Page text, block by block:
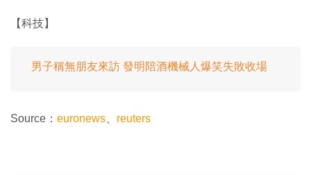
【科技】
男子稱無朋友來訪 發明陪酒機械人爆笑失敗收場
Source： euronews reuters